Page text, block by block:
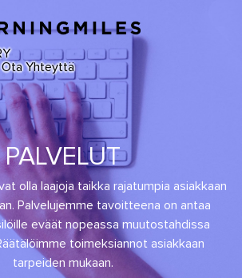
Ota Yhteyttä
PALVELUT
olla laajoja taikka rajatumpia asiakkaan
Palvelujemme tavoitteena on antaa
eväät nopeassa muutostahdissa
toimeksiannot asiakkaan
tarpeiden mukaan.